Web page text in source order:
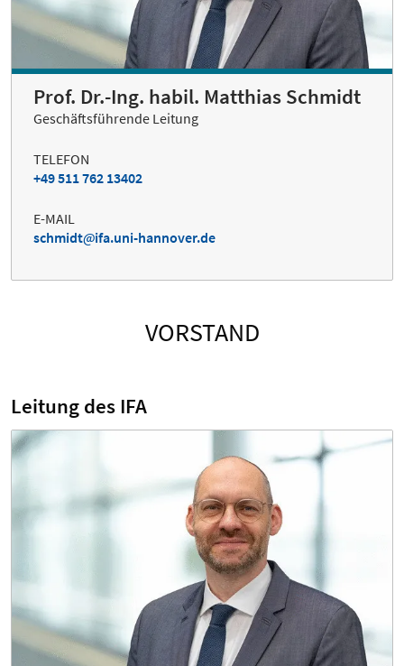
Prof. Dr.-Ing. habil. Matthias Schmidt
Geschäftsführende Leitung
TELEFON
+49 511 762 13402
E-MAIL
schmidt
ifa.uni-hannover.de
VORSTAND
Leitung des IFA